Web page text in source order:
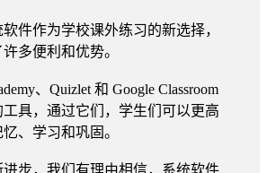
件作为学校课外练习的新选择，
多便利和优势。
、Quizlet 和 Google Classroom
具，通过它们，学生们可以更高
、学习和巩固。
进步，我们有理由相信，系统软件